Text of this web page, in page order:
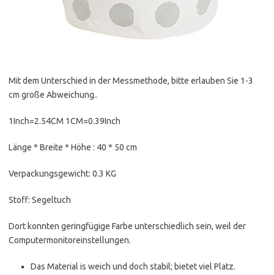
Mit dem Unterschied in der Messmethode, bitte erlauben Sie 1-3
cm große Abweichung..
1Inch=2.54CM 1CM=0.39Inch
Länge * Breite * Höhe : 40 * 50 cm
Verpackungsgewicht: 0.3 KG
Stoff: Segeltuch
Dort konnten geringfügige Farbe unterschiedlich sein, weil der
Computermonitoreinstellungen.
Das Material is weich und doch stabil; bietet viel Platz.